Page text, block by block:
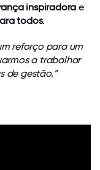
inspiradora e
todos.
reforço para um
a trabalhar
de gestão.”